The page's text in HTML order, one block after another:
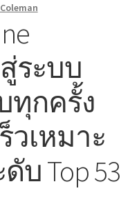
ระบบ
ทุกครั้ง
วเหมาะ
บ Top 53